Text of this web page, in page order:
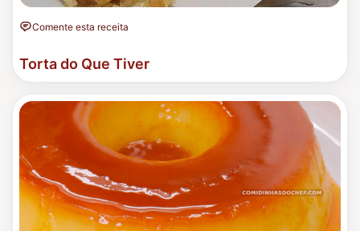
Comente esta receita
Torta do Que Tiver